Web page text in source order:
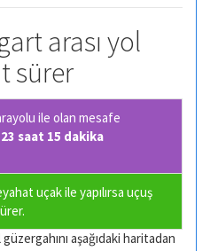
arası yol
sürer
ile olan mesafe
23 saat 15 dakika
uçak ile yapılırsa uçuş
güzergahını aşağıdaki haritadan